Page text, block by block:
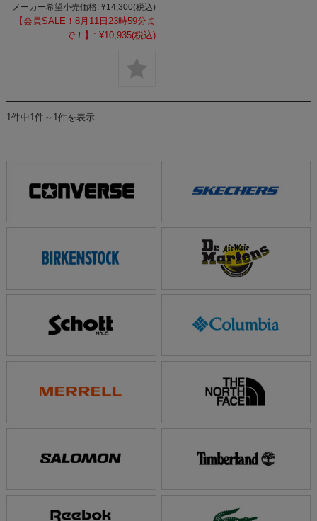
メーカー希望小売価格: ¥14,300(税込)
【会員SALE！8月11日23時59分ま
で！】: ¥10,935(税込)
1件中1件～1件を表示